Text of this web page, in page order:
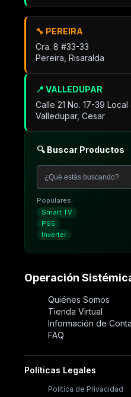
📍 VALLEDUPAR
Calle 21 No. 17-39
Valledupar, Cesar
🔧 PEREIRA
Cra. 8 #33-33
Pereira, Risaralda
🔍 Buscar Productos
Populares:
Smart TV
PS5
Inverter
Operación
Quiénes Somos
Tienda Virtual
Información de
FAQ
Políticas Legales
Política de Privacidad